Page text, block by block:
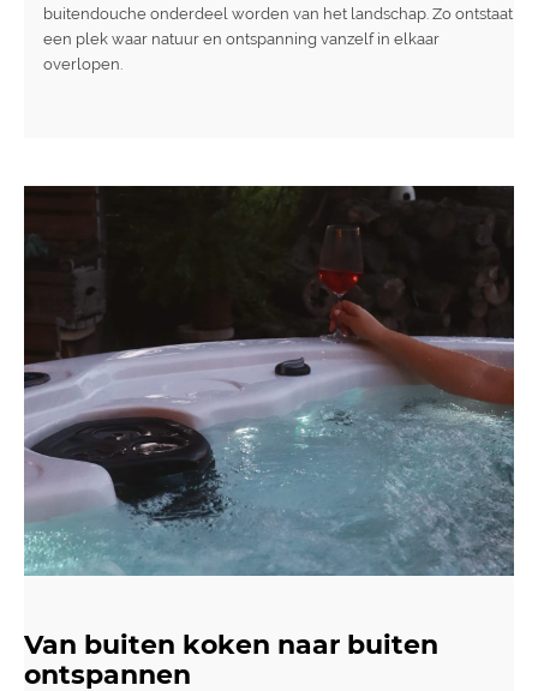
buitendouche onderdeel worden van het landschap. Zo ontstaat
een plek waar natuur en ontspanning vanzelf in elkaar
overlopen.
Van buiten koken naar buiten
ontspannen